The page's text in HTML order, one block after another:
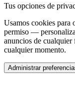
Tus opciones de
Usamos cookies
permiso —
anuncios de cualquier
cualquier momento.
Administrar